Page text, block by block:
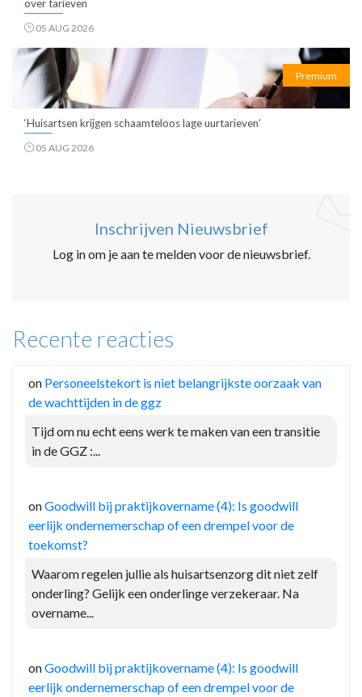
over tarieven
05 AUG 2026
Premium
‘Huisartsen krijgen schaamteloos lage uurtarieven’
05 AUG 2026
Inschrijven Nieuwsbrief
Log in om je aan te melden voor de nieuwsbrief.
Recente reacties
on Personeelstekort is niet belangrijkste oorzaak van
de wachttijden in de ggz
Tijd om nu echt eens werk te maken van een transitie
in de GGZ :...
onGoodwill bij praktijkovername (4): Is goodwill
eerlijk ondernemerschap of een drempel voor de
toekomst?
Waarom regelen jullie als huisartsenzorg dit niet zelf
onderling? Gelijk een onderlinge verzekeraar. Na
overname...
onGoodwill bij praktijkovername (4): Is goodwill
eerlijk ondernemerschap of een drempel voor de